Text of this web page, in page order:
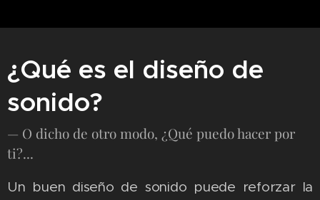
¿Qué es el diseño de
sonido?
— O dicho de otro modo, ¿Qué puedo hacer por
ti?...
Un buen diseño de sonido puede reforzar la